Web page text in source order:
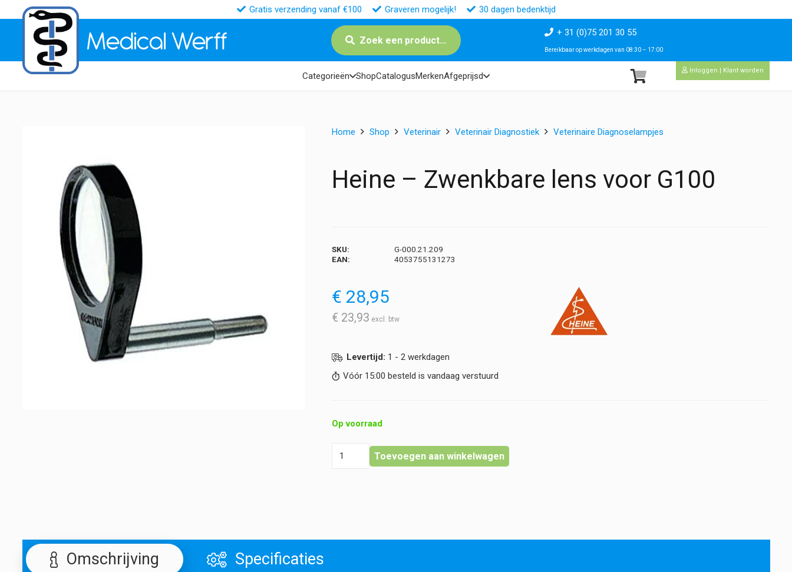
Gratis verzending vanaf €100 Graveren mogelijk! 30 dagen bedenktijd
MedicalWerff Zoek een product…
+ 31 (0)75 201 30 55
Bereikbaar op werkdagen van 08:30 – 17:00
Categorieën ShopCatalogusMerkenAfgeprijsd
Inloggen | Klant worden
Home Shop Veterinair Veterinair Diagnostiek Veterinaire Diagnoselampjes
Heine – Zwenkbare lens voor G100
SKU:
G-000.21.209
EAN:
4053755131273
€ 28,95
€ 23,93
Levertijd: 1 - 2 werkdagen
Vóór 15:00 besteld is vandaag verstuurd
Op voorraad
Toevoegen aan winkelwagen
Omschrijving Specificaties